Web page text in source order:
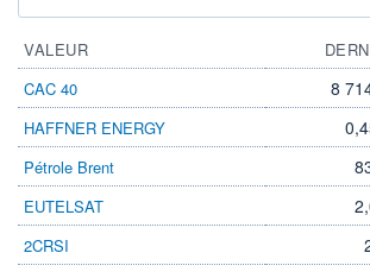
VALEUR
CAC 40
8
HAFFNER ENERGY
Pétrole Brent
EUTELSAT
2CRSI